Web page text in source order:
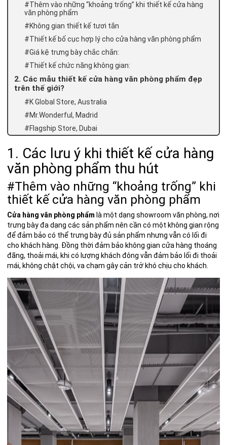
#Thêm vào những “khoảng trống” khi thiết kế cửa hàng
văn phòng phẩm
#Không gian thiết kế tươi tắn
#Thiết kế bố cục hợp lý cho cửa hàng văn phòng phẩm
#Giá kệ trưng bày chắc chắn:
#Thiết kế chức năng không gian:
2. Các mẫu thiết kế cửa hàng văn phòng phẩm đẹp
trên thế giới?
#K Global Store, Australia
#Mr.Wonderful, Madrid
#Flagship Store, Dubai
1. Các lưu ý khi thiết kế cửa hàng
văn phòng phẩm thu hút
#Thêm vào những “khoảng trống” khi
thiết kế cửa hàng văn phòng phẩm
Cửa hàng văn phòng phẩm là một dạng showroom văn phòng, nơi
trưng bày đa dạng các sản phẩm nên cần có một không gian rộng
để đảm bảo có thể trưng bày đủ sản phẩm nhưng vẫn có lối đi
cho khách hàng. Đồng thời đảm bảo không gian cửa hàng thoáng
đãng, thoải mái, khi có lượng khách đông vẫn đảm bảo lối đi thoải
mái, không chật chội, va chạm gây cản trở khó chịu cho khách.